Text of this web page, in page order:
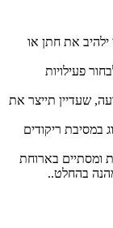
ילהיב את חתן או
פעילויות
שעדיין תייצר את
במסיבת ריקודים
ומסתיים בארוחת
בהחלט..